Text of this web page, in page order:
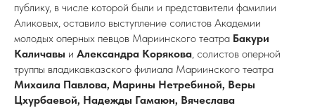
публику, в числе которой были и представители фамилии
Аликовых, оставило выступление солистов Академии
молодых оперных певцов Мариинского театра Бакури
Каличавы и Александра Корякова, солистов оперной
труппы владикавказского филиала Мариинского театра
Михаила Павлова, Марины Нетребиной, Веры
Цхурбаевой, Надежды Гамаюн, Вячеслава